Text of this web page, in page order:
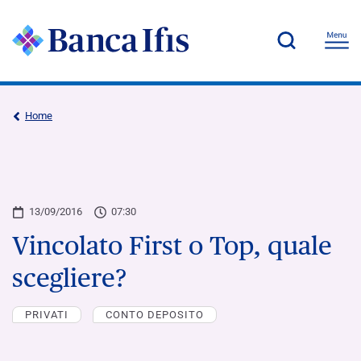
Home
13/09/2016 07:30
Vincolato First o Top, quale
scegliere?
PRIVATI CONTO DEPOSITO